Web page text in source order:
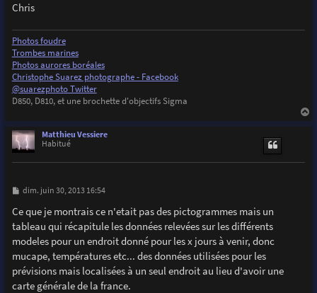
Chris
Photos foudre
Trombes marines
Photos aurores boréales
Christophe Suarez photographe - Facebook
@suarezphoto Twitter
D850, D810, et une brochette d'objectifs Sigma
Matthieu Vessiere
Habitué
M
s
s
a
e
dim. juin 30, 2013 16:54
Ce que je montrais ce n'etait pas des pictogrammes mais un
tableau qui récapitule les données relevées sur les différents
modeles pour un endroit donné pour les x jours à venir, donc
mucape, températures etc... des données utilisées pour les
prévisions mais localisées à un seul endroit au lieu d'avoir une
carte générale de la france.